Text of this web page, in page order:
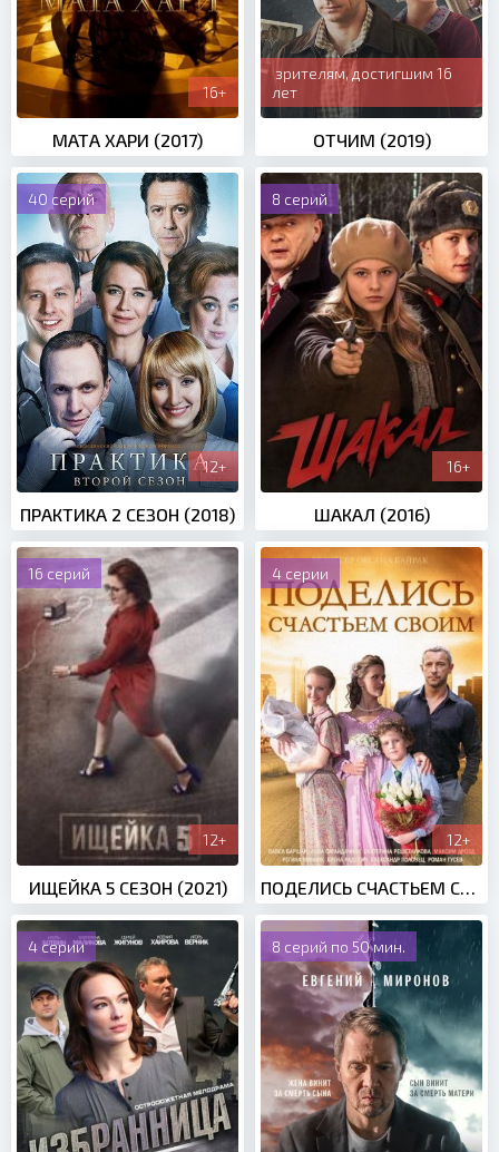
16+
МАТА ХАРИ (2017)
зрителям, достигшим 16
лет
ОТЧИМ (2019)
40 серий
12+
ПРАКТИКА 2 СЕЗОН (2018)
8 серий
16+
ШАКАЛ (2016)
16 серий
12+
ИЩЕЙКА 5 СЕЗОН (2021)
4 серии
12+
ПОДЕЛИСЬ СЧАСТЬЕМ СВОИМ (2015)
4 серии 8 серий по 50 мин.